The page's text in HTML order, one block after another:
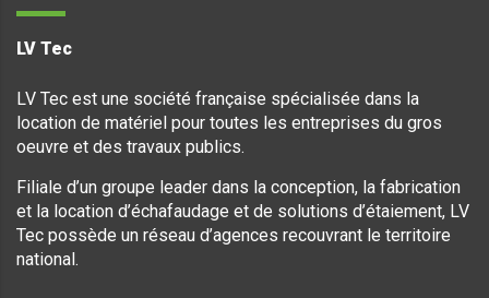
LV Tec
LV Tec est une société française spécialisée dans la
location de matériel pour toutes les entreprises du gros
oeuvre et des travaux publics.
Filiale d’un groupe leader dans la conception, la fabrication
et la location d’échafaudage et de solutions d’étaiement, LV
Tec possède un réseau d’agences recouvrant le territoire
national.